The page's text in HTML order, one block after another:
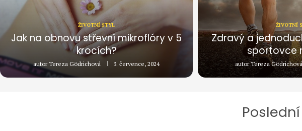
ŽIVOTNÍ STYL
Jak na obnovu střevní mikroflóry v 5
krocích?
autorTereza Gödrichová 3. července, 2024
ŽIVOTNÍ
Zdravý a
sportovce
autorTereza Gödrichová